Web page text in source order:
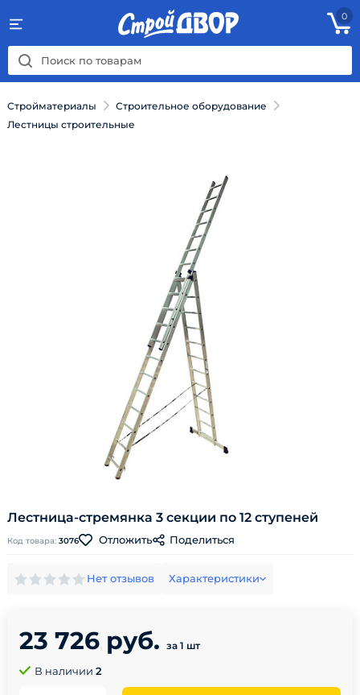
0
Стройматериалы
Строительное оборудование
Лестницы строительные
Лестница-стремянка 3 секции по 12 ступеней
Код товара: 3076 Отложить Поделиться
Нет отзывов Характеристики
23 726 руб. за 1 шт
В наличии 2